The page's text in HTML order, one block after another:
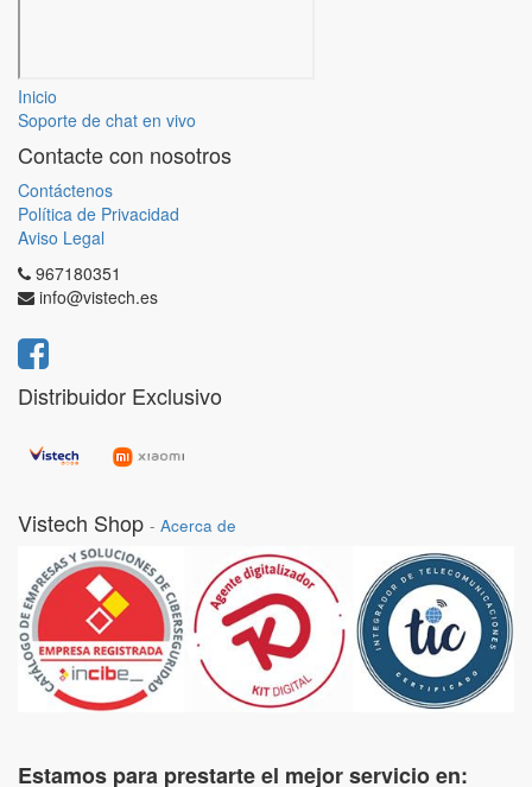
Inicio
Soporte de chat en vivo
Contacte con nosotros
Contáctenos
Política de Privacidad
Aviso Legal
967180351
info@vistech.es
Distribuidor Exclusivo
Vistech Shop - Acerca de
Estamos para prestarte el mejor servicio en: